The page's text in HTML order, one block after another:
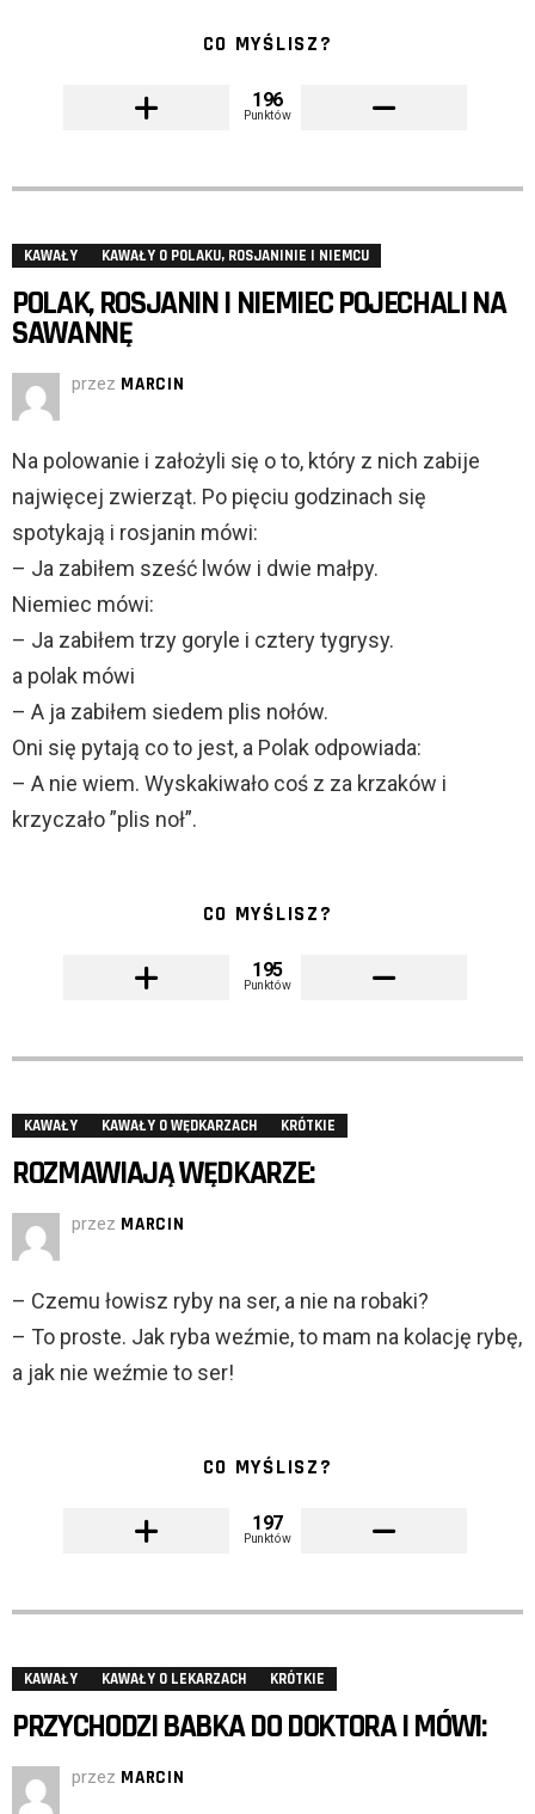
CO MYŚLISZ?
196
Punktów
KAWAŁY KAWAŁY O POLAKU, ROSJANINIE I NIEMCU
POLAK, ROSJANIN I NIEMIEC POJECHALI NA
SAWANNĘ
przez MARCIN
Na polowanie i założyli się o to, który z nich zabije
najwięcej zwierząt. Po pięciu godzinach się
spotykają i rosjanin mówi:
– Ja zabiłem sześć lwów i dwie małpy.
Niemiec mówi:
– Ja zabiłem trzy goryle i cztery tygrysy.
a polak mówi
– A ja zabiłem siedem plis nołów.
Oni się pytają co to jest, a Polak odpowiada:
– A nie wiem. Wyskakiwało coś z za krzaków i
krzyczało ”plis noł”.
CO MYŚLISZ?
195
Punktów
KAWAŁY KAWAŁY O WĘDKARZACH KRÓTKIE
ROZMAWIAJĄ WĘDKARZE:
przez MARCIN
– Czemu łowisz ryby na ser, a nie na robaki?
– To proste. Jak ryba weźmie, to mam na kolację rybę,
a jak nie weźmie to ser!
CO MYŚLISZ?
197
Punktów
KAWAŁY KAWAŁY O LEKARZACH KRÓTKIE
PRZYCHODZI BABKA DO DOKTORA I MÓWI:
przez MARCIN